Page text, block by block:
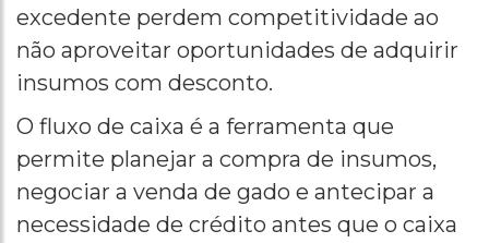
excedente perdem competitividade ao
não aproveitar oportunidades de adquirir
insumos com desconto.
O fluxo de caixa é a ferramenta que
permite planejar a compra de insumos,
negociar a venda de gado e antecipar a
necessidade de crédito antes que o caixa